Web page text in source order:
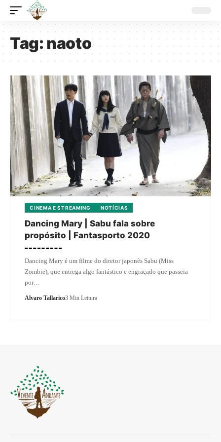
Tag:naoto
CINEMA E STREAMING NOTÍCIAS
Dancing Mary | Sabu fala sobre
propósito | Fantasporto 2020
Dancing Mary é um filme do diretor japonês Sabu (Miss
Zombie), que entrega algo fantástico e engraçado que passeia
por…
Alvaro Tallarico3 Min Leitura